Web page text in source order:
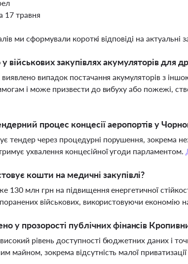
17 травня
ми сформували короткі відповіді на актуальні
військових закупівлях акумуляторів для
виявлено випадок постачання акумуляторів з
і може призвести до вибуху або пожежі,
процес концесії аеропортів у
тендер через процедурні порушення, зокрема
ухвалення концесійної угоди парламентом.
кошти на медичні закупівлі?
130 млн грн на підвищення енергетичної
поранених військових, використовуючи економію
у прозорості публічних фінансів
рівень доступності бюджетних даних і
майном, зокрема відсутність малої